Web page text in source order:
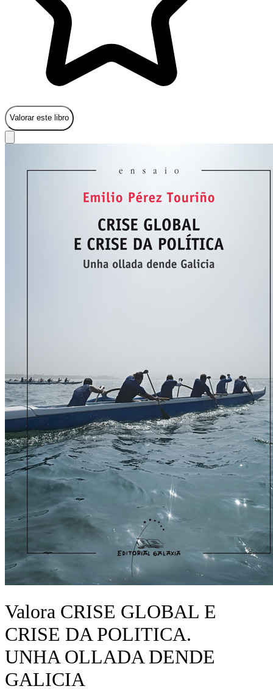
Valorar este libro
Valora CRISE GLOBAL E
CRISE DA POLITICA.
UNHA OLLADA DENDE
GALICIA